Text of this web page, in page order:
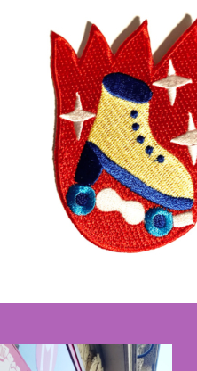
Rupture de stock